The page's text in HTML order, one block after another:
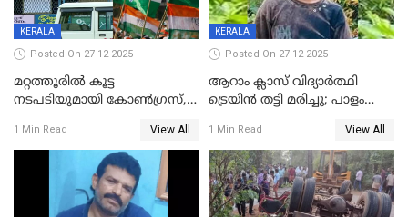
KERALA
Posted On 27-12-2025
മറ്റത്തൂരിൽ കൂട്ട
നടപടിയുമായി കോണ്‍ഗ്രസ്,
എട്ട് പേര്‍ ഉള്‍പ്പെടെ
പത്തുപേരെ പുറത്താക്കി,
ചൊവ്വന്നൂരിലും നടപടി
1 Min Read View All
KERALA
Posted On 27-12-2025
ആറാം ക്ലാസ് വിദ്യാർത്ഥി
ട്രെയിൻ തട്ടി മരിച്ചു; പാളം
അപകടം മലപ്പുറത്ത്
1 Min Read View All